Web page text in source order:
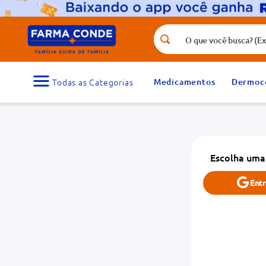
O que você busca? (Ex.: vitamina,
Medicamentos
Escolha
Termos mais buscados
1
medicamento